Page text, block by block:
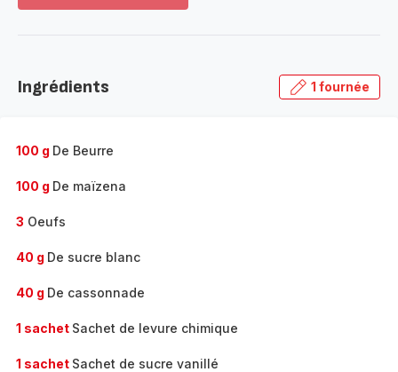
gamme
Ingrédients 1 fournée
100 g De Beurre
100 g De maïzena
3 Oeufs
40 g De sucre blanc
40 g De cassonnade
1 sachet Sachet de levure chimique
1 sachet Sachet de sucre vanillé